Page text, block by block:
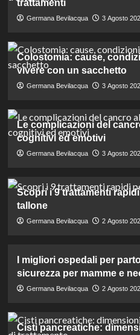
trattamenti
Germana Bevilacqua 3 Agosto
Colostomia: cause,
vivere con un sacchetto
Germana Bevilacqua 3 Agosto
Le complicazioni del
cognitivi ed emotivi
Germana Bevilacqua 3 Agosto
Scopri i 9 trattamenti
tallone
Germana Bevilacqua 2 Agosto
I migliori ospedali per
sicurezza per mamme e
Germana Bevilacqua 2 Agosto
Cisti pancreatiche: